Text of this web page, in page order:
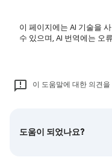
이 페이지에는 AI 기술을
수 있으며, AI 번역에는 오
이 도움말에 대한 의견을
도움이 되었나요?